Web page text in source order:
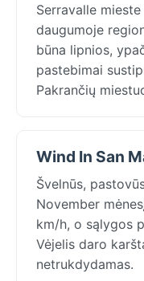
Serravalle
daugumoje
būna lipnios,
pastebimai
Pakrančių
Wind In San
Švelnūs,
November
km/h, o sąlygos
Vėjelis daro
netrukdydamas.